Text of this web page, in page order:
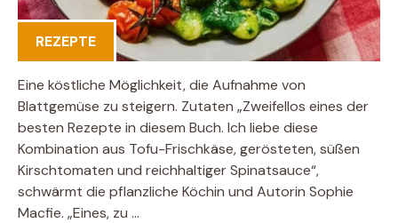
REZEPTE
Eine köstliche Möglichkeit, die Aufnahme von
Blattgemüse zu steigern. Zutaten „Zweifellos eines der
besten Rezepte in diesem Buch. Ich liebe diese
Kombination aus Tofu-Frischkäse, gerösteten, süßen
Kirschtomaten und reichhaltiger Spinatsauce“,
schwärmt die pflanzliche Köchin und Autorin Sophie
Macfie. „Eines, zu …